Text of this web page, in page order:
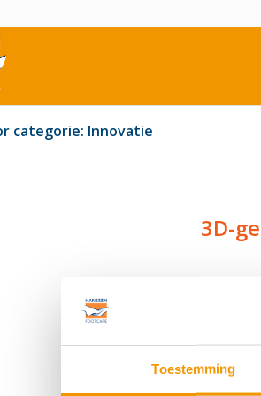
Toestemming
categorie: Innovatie
3D-
3D-printen van
gaat razendsnel. Dat
medische en
bijvoorbeeld 3D-